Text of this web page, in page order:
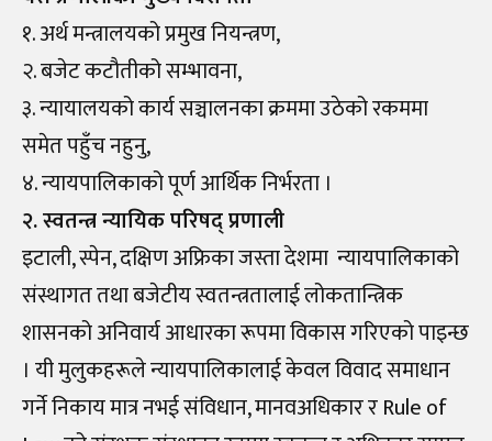
१. अर्थ मन्त्रालयको प्रमुख नियन्त्रण,
२. बजेट कटौतीको सम्भावना,
३. न्यायालयको कार्य सञ्चालनका क्रममा उठेको रकममा
समेत पहुँच नहुनु,
४. न्यायपालिकाको पूर्ण आर्थिक निर्भरता ।
२. स्वतन्त्र न्यायिक परिषद् प्रणाली
इटाली, स्पेन, दक्षिण अफ्रिका जस्ता देशमा न्यायपालिकाको
संस्थागत तथा बजेटीय स्वतन्त्रतालाई लोकतान्त्रिक
शासनको अनिवार्य आधारका रूपमा विकास गरिएको पाइन्छ
। यी मुलुकहरूले न्यायपालिकालाई केवल विवाद समाधान
गर्ने निकाय मात्र नभई संविधान, मानवअधिकार र Rule of